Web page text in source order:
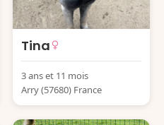
Tina
3 ans et 11 mois
Arry (57680) France